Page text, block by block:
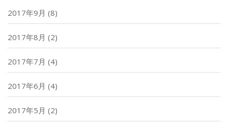
2017年9月 (8)
2017年8月 (2)
2017年7月 (4)
2017年6月 (4)
2017年5月 (2)